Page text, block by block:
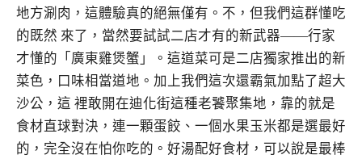
地方涮肉，這體驗真的絕無僅有。不，但我們這群懂吃
的既然 來了，當然要試試二店才有的新武器——行家
才懂的「廣東雞煲蟹」。這道菜可是二店獨家推出的新
菜色，口味相當道地。加上我們這次還霸氣加點了超大
沙公，這 裡敢開在迪化街這種老饕聚集地，靠的就是
食材直球對決，連一顆蛋餃、一個水果玉米都是選最好
的，完全沒在怕你吃的。好湯配好食材，可以說是最棒